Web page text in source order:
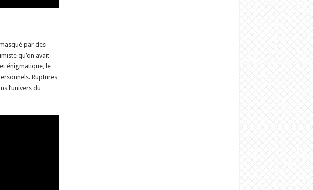
par des
qu’on avait
énigmatique, le
Ruptures
l’univers du